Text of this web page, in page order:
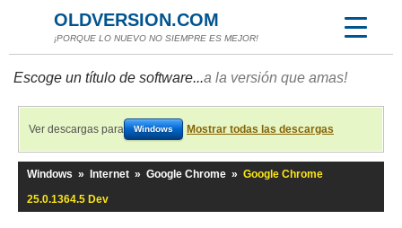
OLDVERSION.COM
¡PORQUE LO NUEVO NO SIEMPRE ES MEJOR!
Escoge un título de software...a la versión que amas!
Ver descargas para Windows Mostrar todas las descargas
Windows » Internet » Google Chrome » Google Chrome
25.0.1364.5 Dev